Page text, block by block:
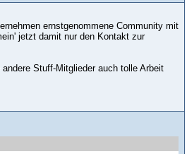
ernstgenommene Community mit
jetzt damit nur den Kontakt zur
Stuff-Mitglieder auch tolle Arbeit